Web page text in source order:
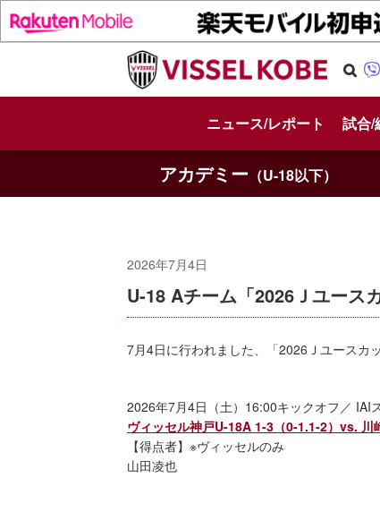
h
ニュース/レポート 試合/
アカデミー （U-18以下）
2026年7月4日
U-18 Aチーム「2026Ｊユース
7月4日に行われました、「2026Ｊユースカ
2026年7月4日（土）16:00キックオフ／ IAI
ヴィッセル神戸U-18A 1-3（0-1.1-2）vs. 川
【得点者】※ヴィッセルのみ
山田凌也